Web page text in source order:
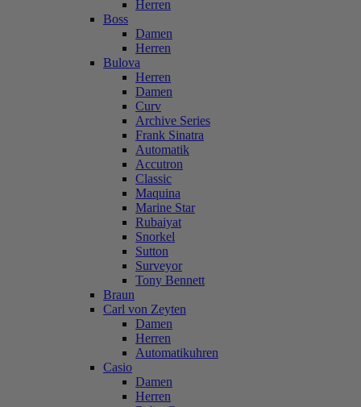
Herren
Boss
Damen
Herren
Bulova
Herren
Damen
Curv
Archive Series
Frank Sinatra
Automatik
Accutron
Classic
Maquina
Marine Star
Rubaiyat
Snorkel
Sutton
Surveyor
Tony Bennett
Braun
Carl von Zeyten
Damen
Herren
Automatikuhren
Casio
Damen
Herren